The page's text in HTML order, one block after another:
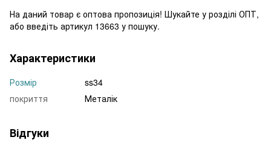
На даний товар є оптова пропозиція! Шукайте у розділі ОПТ,
або введіть артикул 13663 у пошуку.
Характеристики
Розмір
ss34
покриття
Металік
Відгуки